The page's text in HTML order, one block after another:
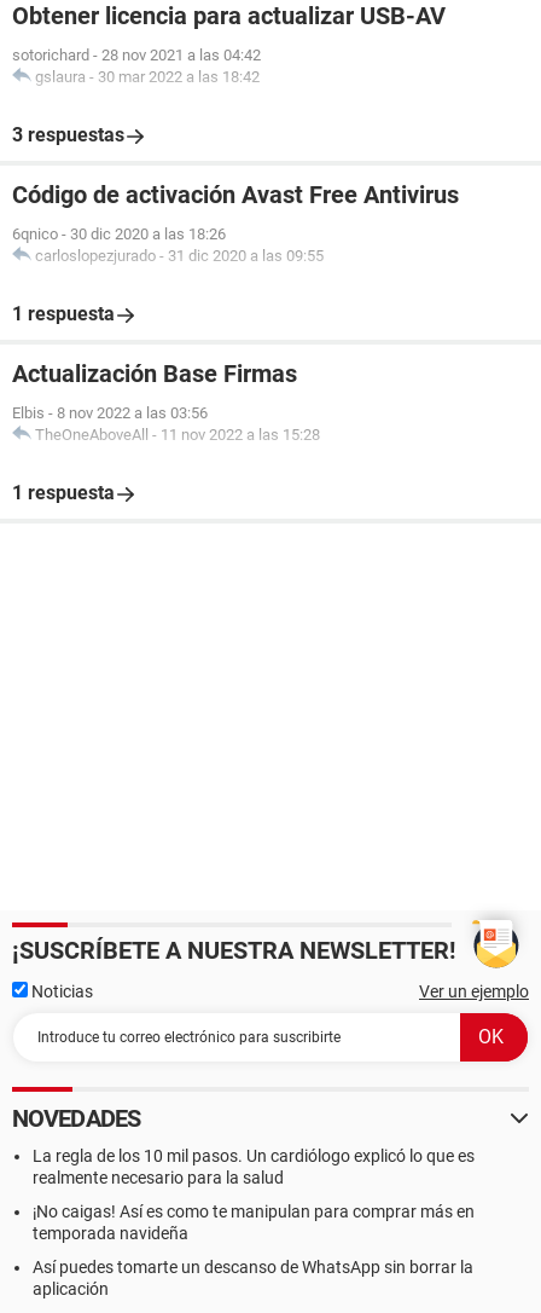
Obtener licencia para actualizar USB-AV
sotorichard - 28 nov 2021 a las 04:42
gslaura - 30 mar 2022 a las 18:42
3 respuestas
Código de activación Avast Free Antivirus
6qnico - 30 dic 2020 a las 18:26
carloslopezjurado - 31 dic 2020 a las 09:55
1 respuesta
Actualización Base Firmas
Elbis - 8 nov 2022 a las 03:56
TheOneAboveAll - 11 nov 2022 a las 15:28
1 respuesta
¡SUSCRÍBETE A NUESTRA NEWSLETTER!
Noticias Ver un ejemplo
NOVEDADES
La regla de los 10 mil pasos. Un cardiólogo explicó lo que es
realmente necesario para la salud
¡No caigas! Así es como te manipulan para comprar más en
temporada navideña
Así puedes tomarte un descanso de WhatsApp sin borrar la
aplicación